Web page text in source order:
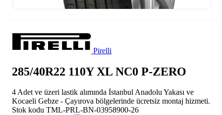
Pirelli
285/40R22 110Y XL NC0 P-ZERO
4 Adet ve üzeri lastik alımında İstanbul Anadolu Yakası ve
Kocaeli Gebze - Çayırova bölgelerinde ücretsiz montaj hizmeti.
Stok kodu TML-PRL-BN-03958900-26